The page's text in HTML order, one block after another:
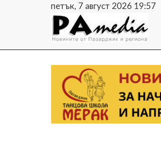
петък, 7 август 2026 19:57